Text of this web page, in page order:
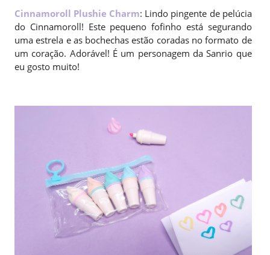
Cinnamoroll Plushie Charm: Lindo pingente de pelúcia
do Cinnamoroll! Este pequeno fofinho está segurando
uma estrela e as bochechas estão coradas no formato de
um coração. Adorável! É um personagem da Sanrio que
eu gosto muito!